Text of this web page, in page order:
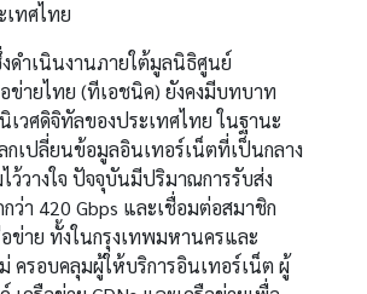
ทศไทย
ำเนินงานภายใต้มูลนิธิศูนย์
ข่ายไทย (ทีเอชนิค) ยังคงมีบทบาท
วศดิจิทัลของประเทศไทย ในฐานะ
เปลี่ยนข้อมูลอินเทอร์เน็ตที่เป็นกลาง
ว้วางใจ ปัจจุบันมีปริมาณการรับส่ง
ว่า 420 Gbps และเชื่อมต่อสมาชิก
ข่าย ทั้งในกรุงเทพมหานครและ
ครอบคลุมผู้ให้บริการอินเทอร์เน็ต ผู้